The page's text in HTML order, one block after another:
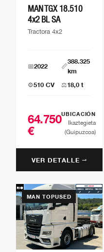
MAN TGX 18.510
4x2 BL SA
Tractora 4x2
📅2022 📏
388.325
km
⚙️510 CV ⚖️18,0 t
64.750
€
UBICACIÓN
Ikaztegieta
(Guipuzcoa)
VER DETALLE →
MAN TOPUSED